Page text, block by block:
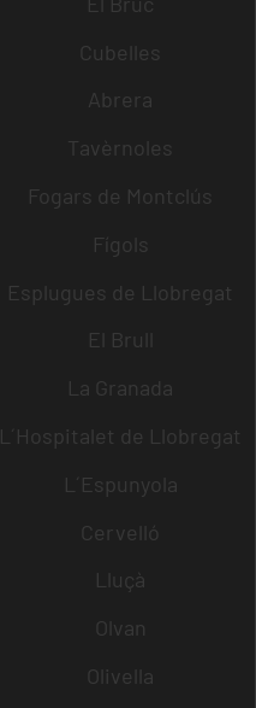
Cubelles
Abrera
Tavèrnoles
Fogars de Montclús
Fígols
Esplugues de Llobregat
El Brull
La Granada
L´Hospitalet de Llobregat
L´Espunyola
Cervelló
Lluçà
Olvan
Olivella